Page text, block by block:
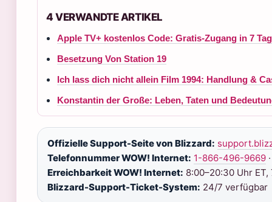
4 VERWANDTE ARTIKEL
Apple TV+ kostenlos Code: Gratis-Zugang in 7
Besetzung Von Station 19
Ich lass dich nicht allein Film 1994: Handlung &
Konstantin der Große: Leben, Taten und
Offizielle Support-Seite von Blizzard:
Telefonnummer WOW! Internet: 1-866-496-9669 ·
Erreichbarkeit WOW! Internet: 8:00–20:30 Uhr ET,
Blizzard-Support-Ticket-System: 24/7 verfügbar